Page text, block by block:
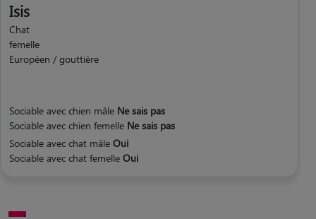
Isis
Chat
femelle
Européen / gouttière
Sociable avec chien mâle Ne sais pas
Sociable avec chien femelle Ne sais pas
Sociable avec chat mâle Oui
Sociable avec chat femelle Oui